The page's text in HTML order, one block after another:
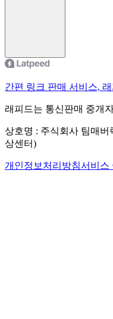
간편 링크 판매 서비스, 래
래피드는 통신판매 중개
상호명 : 주식회사 팀매버
상센터)
개인정보처리방침서비스